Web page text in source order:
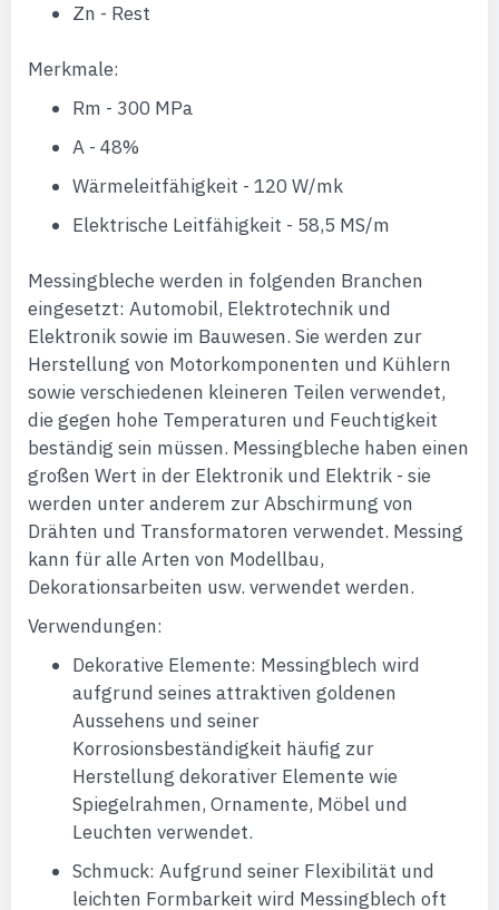
Zn - Rest
Merkmale:
Rm - 300 MPa
A - 48%
Wärmeleitfähigkeit - 120 W/mk
Elektrische Leitfähigkeit - 58,5 MS/m
Messingbleche werden in folgenden Branchen
eingesetzt: Automobil, Elektrotechnik und
Elektronik sowie im Bauwesen. Sie werden zur
Herstellung von Motorkomponenten und Kühlern
sowie verschiedenen kleineren Teilen verwendet,
die gegen hohe Temperaturen und Feuchtigkeit
beständig sein müssen. Messingbleche haben einen
großen Wert in der Elektronik und Elektrik - sie
werden unter anderem zur Abschirmung von
Drähten und Transformatoren verwendet. Messing
kann für alle Arten von Modellbau,
Dekorationsarbeiten usw. verwendet werden.
Verwendungen:
Dekorative Elemente: Messingblech wird
aufgrund seines attraktiven goldenen
Aussehens und seiner
Korrosionsbeständigkeit häufig zur
Herstellung dekorativer Elemente wie
Spiegelrahmen, Ornamente, Möbel und
Leuchten verwendet.
Schmuck: Aufgrund seiner Flexibilität und
leichten Formbarkeit wird Messingblech oft